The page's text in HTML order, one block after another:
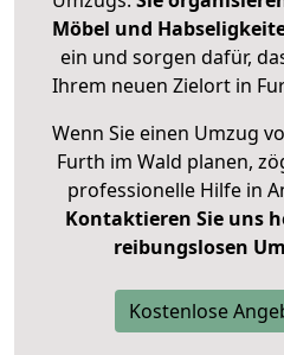
Möbel und
ein und sorgen dafür,
Ihrem neuen Zielort in
Wenn Sie einen Umzug
Furth im Wald planen,
professionelle Hilfe in
Kontaktieren Sie uns
reibungslosen
Kostenlose